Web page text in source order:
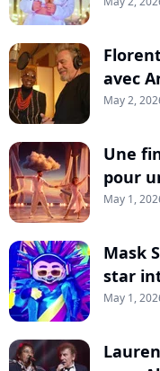
avec
May 2,
Une
pour
May 1,
Mask
star
May 1,